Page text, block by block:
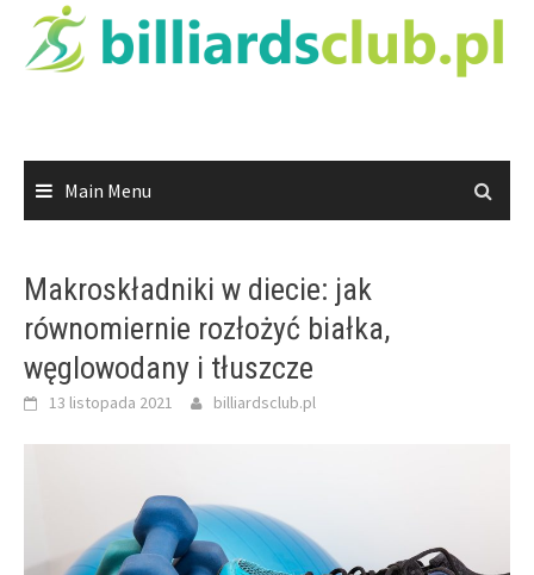
content
Main Menu
Makroskładniki w diecie: jak
równomiernie rozłożyć białka,
węglowodany i tłuszcze
13 listopada 2021 billiardsclub.pl